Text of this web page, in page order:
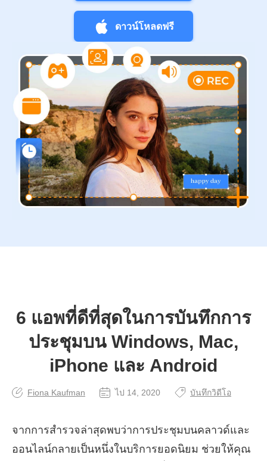
ดาวน์โหลดฟรี
6 แอพที่ดีที่สุดในการบันทึกการ
ประชุมบน Windows, Mac,
iPhone และ Android
Fiona Kaufman ไป 14, 2020 บันทึกวิดีโอ
จากการสำรวจล่าสุดพบว่าการประชุมบนคลาวด์และ
ออนไลน์กลายเป็นหนึ่งในบริการยอดนิยม ช่วยให้คุณ